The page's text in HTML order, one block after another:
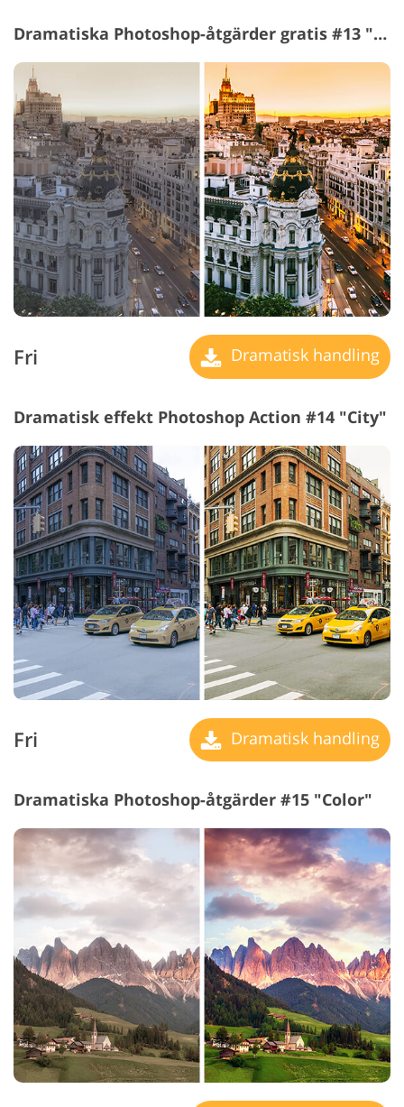
Dramatiska Photoshop-åtgärder gratis #13 "Brighten"
Fri Dramatisk handling
Dramatisk effekt Photoshop Action #14 "City"
Fri Dramatisk handling
Dramatiska Photoshop-åtgärder #15 "Color"